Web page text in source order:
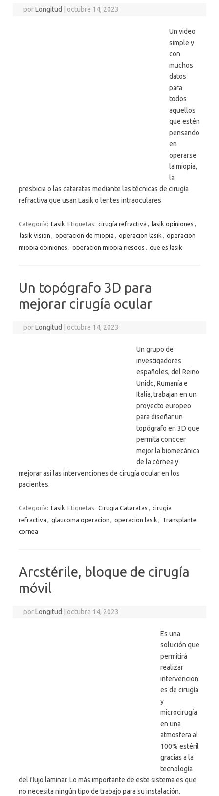
porLongitud octubre 14, 2023
Un video
simple y
con
muchos
datos
para
todos
aquellos
que estén
pensando
en
operarse
la miopía,
la
presbicia o las cataratas mediante las técnicas de cirugía
refractiva que usan Lasik o lentes intraoculares
Categoría: Lasik Etiquetas: cirugía refractiva , lasik opiniones ,
lasik vision , operacion de miopia , operacion lasik , operacion
miopia opiniones , operacion miopia riesgos , que es lasik
Un topógrafo 3D para
mejorar cirugía ocular
porLongitud octubre 14, 2023
Un grupo de
investigadores
españoles, del Reino
Unido, Rumanía e
Italia, trabajan en un
proyecto europeo
para diseñar un
topógrafo en 3D que
permita conocer
mejor la biomecánica
de la córnea y
mejorar así las intervenciones de cirugía ocular en los
pacientes.
Categoría: Lasik Etiquetas: Cirugia Cataratas , cirugía
refractiva , glaucoma operacion , operacion lasik , Transplante
cornea
Arcstérile, bloque de cirugía
móvil
porLongitud octubre 14, 2023
Es una
solución que
permitirá
realizar
intervencion
es de cirugía
y
microcirugía
en una
atmosfera al
100% estéril
gracias a la
tecnología
del flujo laminar. Lo más importante de este sistema es que
no necesita ningún tipo de trabajo para su instalación.